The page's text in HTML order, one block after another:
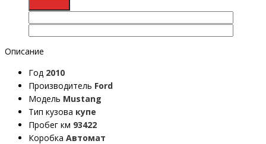
Описание
Год 2010
Производитель Ford
Модель Mustang
Тип кузова купе
Пробег км 93422
Коробка Автомат